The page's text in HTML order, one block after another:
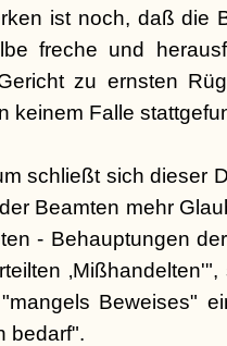
ist noch, daß die
freche und
zu ernsten
keinem Falle
schließt sich dieser
Beamten mehr
- Behauptungen
Beweises"
bedarf".